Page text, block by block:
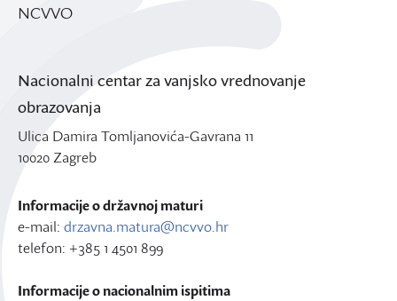
NCVVO
Nacionalni centar za vanjsko vrednovanje
obrazovanja
Ulica Damira Tomljanovića-Gavrana 11
10020 Zagreb
Informacije o državnoj maturi
e-mail: drzavna.matura@ncvvo.hr
telefon: +385 1 4501 899
Informacije o nacionalnim ispitima